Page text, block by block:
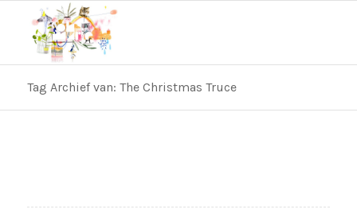
Tag Archief van: The Christmas Truce